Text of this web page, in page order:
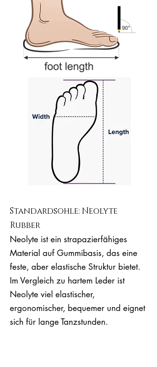
Standardsohle: Neolyte
Rubber
Neolyte ist ein strapazierfähiges
Material auf Gummibasis, das eine
feste, aber elastische Struktur bietet.
Im Vergleich zu hartem Leder ist
Neolyte viel elastischer,
ergonomischer, bequemer und eignet
sich für lange Tanzstunden.